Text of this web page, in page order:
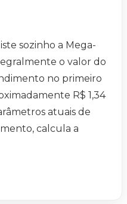
sozinho a Mega-
o valor do
no primeiro
R$ 1,34
atuais de
calcula a